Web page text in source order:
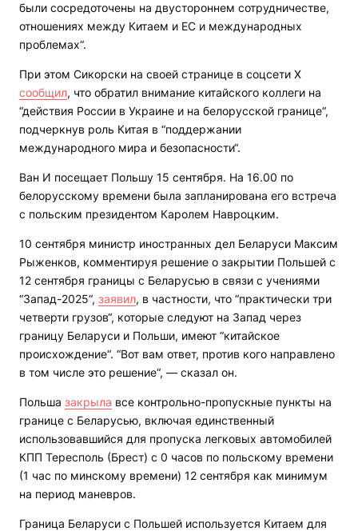
были сосредоточены на двустороннем сотрудничестве,
отношениях между Китаем и ЕС и международных
проблемах“.
При этом Сикорски на своей странице в соцсети Х
сообщил, что обратил внимание китайского коллеги на
“действия России в Украине и на белорусской границе“,
подчеркнув роль Китая в “поддержании
международного мира и безопасности“.
Ван И посещает Польшу 15 сентября. На 16.00 по
белорусскому времени была запланирована его встреча
с польским президентом Каролем Навроцким.
10 сентября министр иностранных дел Беларуси Максим
Рыженков, комментируя решение о закрытии Польшей с
12 сентября границы с Беларусью в связи с учениями
“Запад-2025“, заявил, в частности, что “практически три
четверти грузов“, которые следуют на Запад через
границу Беларуси и Польши, имеют “китайское
происхождение“. “Вот вам ответ, против кого направлено
в том числе это решение“, — сказал он.
Польша закрыла все контрольно-пропускные пункты на
границе с Беларусью, включая единственный
использовавшийся для пропуска легковых автомобилей
КПП Тересполь (Брест) с 0 часов по польскому времени
(1 час по минскому времени) 12 сентября как минимум
на период маневров.
Граница Беларуси с Польшей используется Китаем для